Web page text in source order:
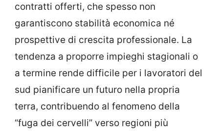
contratti offerti, che spesso non
garantiscono stabilità economica né
prospettive di crescita professionale. La
tendenza a proporre impieghi stagionali o
a termine rende difficile per i lavoratori del
sud pianificare un futuro nella propria
terra, contribuendo al fenomeno della
“fuga dei cervelli” verso regioni più